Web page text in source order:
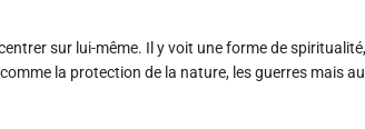
sur lui-même. Il y voit une forme de
la protection de la nature, les guerres mais